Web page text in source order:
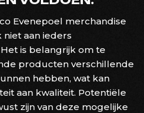
Evenepoel merchandise
aan ieders
is belangrijk om te
producten verschillende
hebben, wat kan
aan kwaliteit. Potentiële
zijn van deze mogelijke